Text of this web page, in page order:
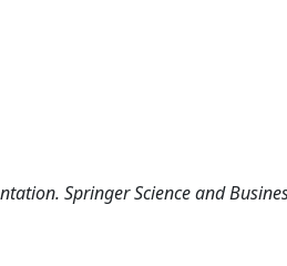
Springer Science and